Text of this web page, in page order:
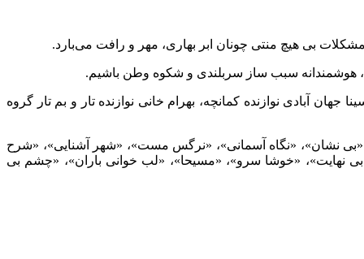
بی هیچ منتی چونان ابر بهاری، مهر و رافت می‌بارد.
هوشمندانه سبب ساز سربلندی و شکوه وطن باشیم.
آبادی نوازنده کمانچه، بهرام خانی نوازنده تار و بم تار گروه
«بی نشان»، «نگاه آسمانی»، «نرگس مست»، «شهر آشنایی»، «شرح
بی نهایت»، «خوشا سرو»، «مسیحا»، «لب خوانی باران»، «چشم بی